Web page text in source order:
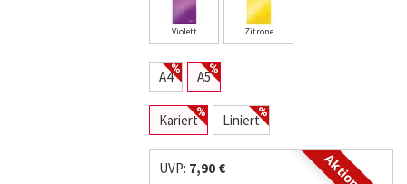
Violett Zitrone
A4 A5
Kariert Liniert
UVP:7,90 €